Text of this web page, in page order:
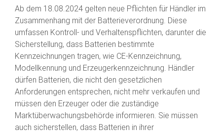
Ab dem 18.08.2024 gelten neue Pflichten für Händler im
Zusammenhang mit der Batterieverordnung. Diese
umfassen Kontroll- und Verhaltenspflichten, darunter die
Sicherstellung, dass Batterien bestimmte
Kennzeichnungen tragen, wie CE-Kennzeichnung,
Modellkennung und Erzeugerkennzeichnung. Händler
dürfen Batterien, die nicht den gesetzlichen
Anforderungen entsprechen, nicht mehr verkaufen und
müssen den Erzeuger oder die zuständige
Marktüberwachungsbehörde informieren. Sie müssen
auch sicherstellen, dass Batterien in ihrer